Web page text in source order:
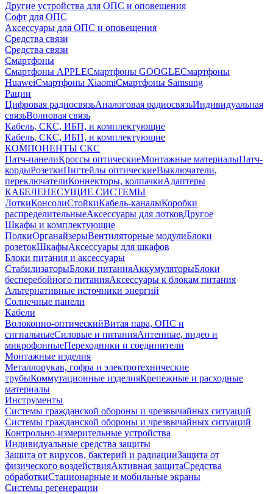
Другие устройства для ОПС и оповещения
Софт для ОПС
Аксессуары для ОПС и оповещения
Средства связи
Средства связи
Смартфоны
Смартфоны APPLEСмартфоны GOOGLEСмартфоны
HuaweiСмартфоны XiaomiСмартфоны Samsung
Рации
Цифровая радиосвязьАналоговая радиосвязьИндивидуальная
связьВолновая связь
Кабель, СКС, ИБП, и комплектующие
Кабель, СКС, ИБП, и комплектующие
КОМПОНЕНТЫ СКС
Патч-панелиКроссы оптическиеМонтажные материалыПатч-
кордыРозеткиПигтейлы оптическиеВыключатели,
переключателиКоннекторы, колпачкиАдаптеры
КАБЕЛЕНЕСУЩИЕ СИСТЕМЫ
ЛоткиКонсолиСтойкиКабель-каналыКоробки
распределительныеАксессуары для лотковДругое
Шкафы и комплектующие
ПолкиОрганайзерыВентиляторные модулиБлоки
розетокШкафыАксессуары для шкафов
Блоки питания и аксессуары
СтабилизаторыБлоки питанияАккумуляторыБлоки
бесперебойного питанияАксессуары к блокам питания
Альтернативные источники энергий
Солнечные панели
Кабели
Волоконно-оптическийВитая пара, ОПС и
сигнальныеСиловые и питанияАнтенные, видео и
микрофонныеПереходники и соединители
Монтажные изделия
Металлорукав, гофра и электротехнические
трубыКоммутационные изделияКрепежные и расходные
материалы
Инструменты
Системы гражданской обороны и чрезвычайных ситуаций
Системы гражданской обороны и чрезвычайных ситуаций
Контрольно-измерительные устройства
Индивидуальные средства защиты
Защита от вирусов, бактерий и радиацииЗащита от
физического воздействияАктивная защитаСредства
обработкиСтационарные и мобильные экраны
Системы регенерации